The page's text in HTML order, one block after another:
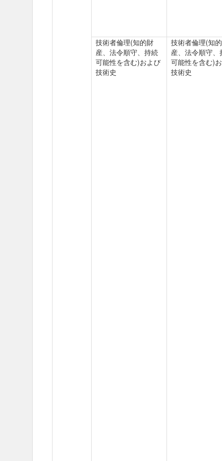
技術者倫理(知的財
産、法令順守、持続
可能性を含む)および
技術史
技術者倫理(知
産、法令順守、
可能性を含む)
技術史